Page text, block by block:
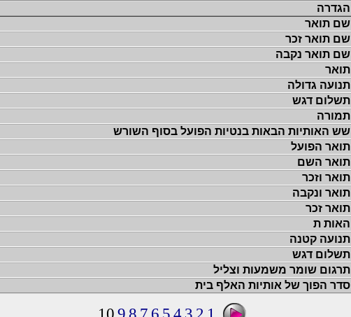
הגדרה
שם תואר
שם תואר זכר
שם תואר נקבה
תואר
תנועה גדולה
תשלום דגש
תמורה
שש האותיות הבאות בנטיות הפועל בסוף השורש
תואר הפועל
תואר השם
תואר וזכר
תואר ונקבה
תואר זכר
האות ת
תנועה קטנה
תשלום דגש
תרגום שומר משמעות וצליל
סדר הפוך של אותיות האלף בית